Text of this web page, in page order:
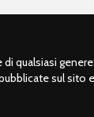
qualsiasi
sul sito e